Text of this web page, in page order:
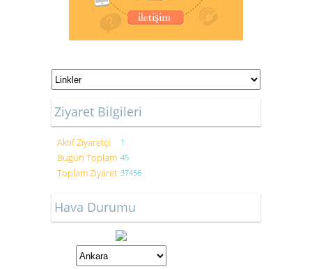
Ziyaret Bilgileri
Aktif Ziyaretçi 1
Bugün Toplam 45
Toplam Ziyaret 37456
Hava Durumu